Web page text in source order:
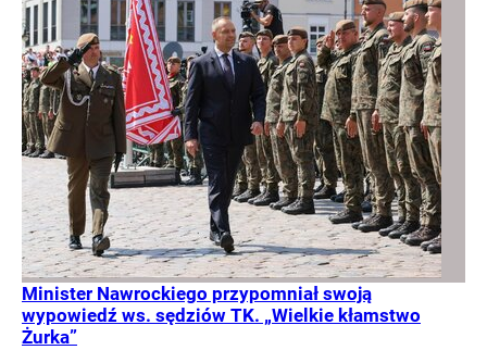
Minister Nawrockiego przypomniał swoją
wypowiedź ws. sędziów TK. „Wielkie kłamstwo
Żurka”